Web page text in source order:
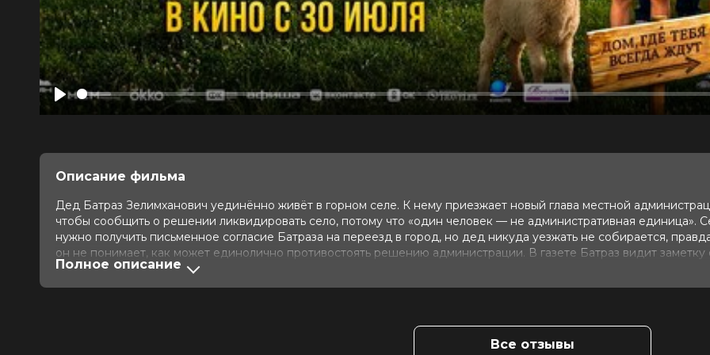
Play
Описание фильма
Дед Батраз Зелимханович уединённо живёт в горном селе. К нему приезжает новый глава местной
чтобы сообщить о решении ликвидировать село, потому что «один человек — не административная единица».
нужно получить письменное согласие Батраза на переезд в город, но дед никуда уезжать не собирается,
он не понимает, как может единолично противостоять решению администрации. В газете Батраз видит заметку
альпийских поселениях, привлекающих миллионы туристов и решает вернуть жизнь в родное село, превратив его
деревню. Чтобы справиться с этой задачей, ему нужна помощь сына и внуков, которым очень непросто
Полное описание
Все отзывы